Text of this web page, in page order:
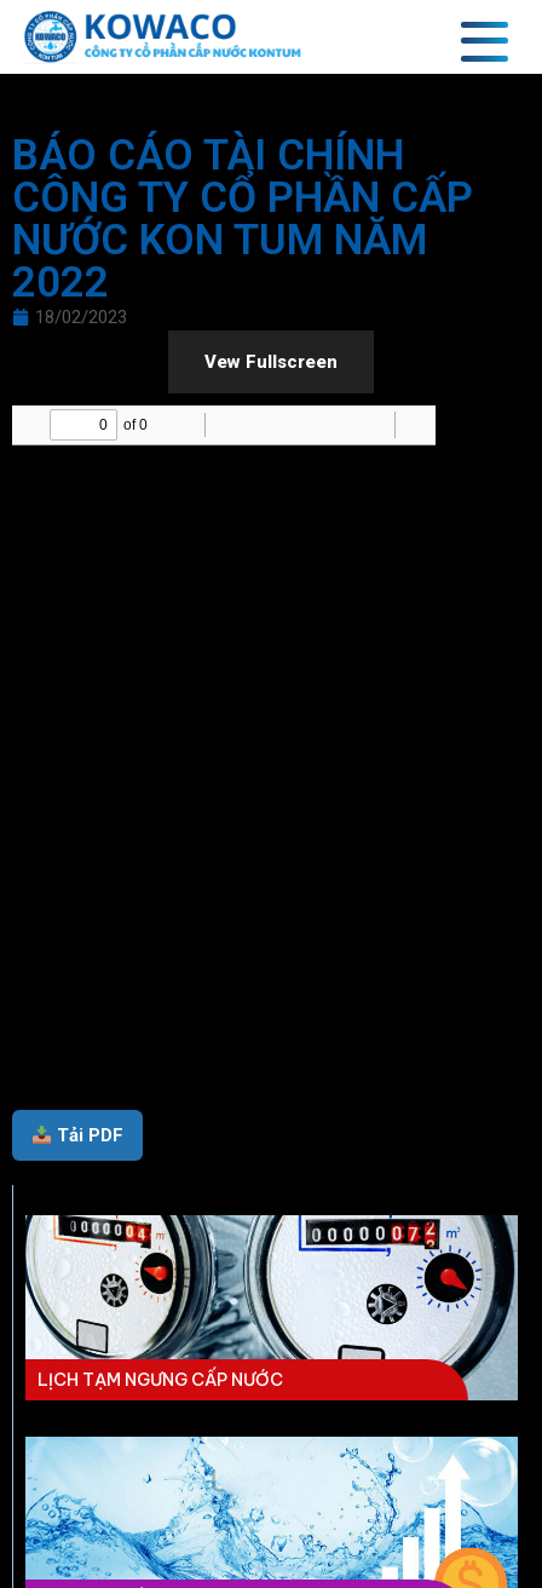
BÁO CÁO TÀI CHÍNH
CÔNG TY CỔ PHẦN CẤP
NƯỚC KON TUM NĂM
2022
18/02/2023
Vew Fullscreen
Tải PDF
LỊCH TẠM NGƯNG CẤP NƯỚC